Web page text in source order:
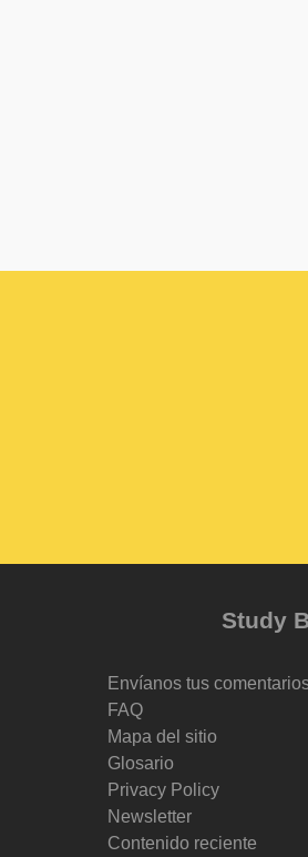
Study
Envíanos tus
FAQ
Mapa del sitio
Glosario
Privacy Policy
Newsletter
Contenido reciente